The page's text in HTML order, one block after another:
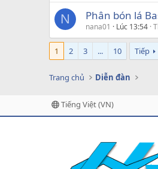
N Phân bón lá
nana01 Lúc 13:54
1 2 3 ... 10 Tiếp
Trang chủ Diễn đàn
Tiếng Việt (VN)